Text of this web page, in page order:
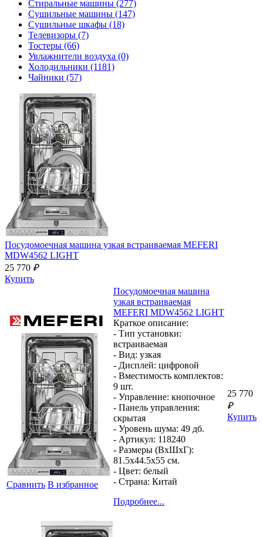
Стиральные машины (277)
Сушильные машины (147)
Сушильные шкафы (18)
Телевизоры (7)
Тостеры (66)
Увлажнители воздуха (0)
Холодильники (1181)
Чайники (57)
Посудомоечная машина узкая встраиваемая MEFERI
MDW4562 LIGHT
25 770 ₽
Купить
Сравнить В избранное
Посудомоечная машина
узкая встраиваемая
MEFERI MDW4562 LIGHT
Краткое описание:
- Тип установки:
встраиваемая
- Вид: узкая
- Дисплей: цифровой
- Вместимость комплектов:
9 шт.
- Управление: кнопочное
- Панель управления:
скрытая
- Уровень шума: 49 дб.
- Артикул: 118240
- Размеры (ВхШхГ):
81.5x44.5x55 см.
- Цвет: белый
- Страна: Китай
Подробнее...
25 770
₽
Купить